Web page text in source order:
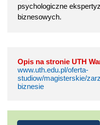
psychologiczne
biznesowych.
Opis na stronie UTH
www.uth.edu.pl/oferta-
studiow/magisterskie/
biznesie